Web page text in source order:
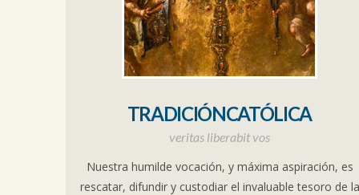
TRADICIÓNCATÓLICA
veritas liberabit vos
Nuestra humilde vocación, y máxima aspiración, es
rescatar, difundir y custodiar el invaluable tesoro de la